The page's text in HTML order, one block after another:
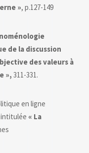
», p.127-149
de la discussion
des valeurs à
», 311-331.
en ligne
« La